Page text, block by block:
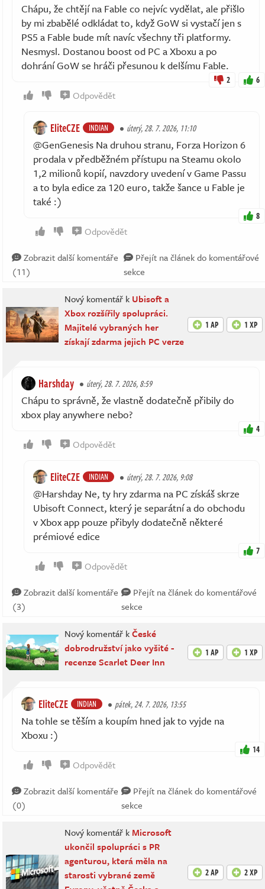
Chápu, že chtějí na Fable co nejvíc vydělat, ale přišlo
by mi zbabělé odkládat to, když GoW si vystačí jen s
PS5 a Fable bude mít navíc všechny tři platformy.
Nesmysl. Dostanou boost od PC a Xboxu a po
dohrání GoW se hráči přesunou k delšímu Fable.
2 6
Odpovědět
EliteCZE INDIAN úterý, 28. 7. 2026, 11:10
@GenGenesis Na druhou stranu, Forza Horizon 6
prodala v předběžném přístupu na Steamu okolo
1,2 milionů kopií, navzdory uvedení v Game Passu
a to byla edice za 120 euro, takže šance u Fable je
také :)
8
Odpovědět
Zobrazit další komentáře
(11)
Přejít na článek do komentářové
sekce
Nový komentář k Ubisoft a
Xbox rozšířily spolupráci.
Majitelé vybraných her
získají zdarma jejich PC verze
1 AP 1 XP
Harshday úterý, 28. 7. 2026, 8:59
Chápu to správně, že vlastně dodatečně přibily do
xbox play anywhere nebo?
4
Odpovědět
EliteCZE INDIAN úterý, 28. 7. 2026, 9:08
@Harshday Ne, ty hry zdarma na PC získáš skrze
Ubisoft Connect, který je separátní a do obchodu
v Xbox app pouze přibyly dodatečně některé
prémiové edice
7
Odpovědět
Zobrazit další komentáře
(3)
Přejít na článek do komentářové
sekce
Nový komentář kČeské
dobrodružství jako vyšité -
recenze Scarlet Deer Inn
1 AP 1 XP
EliteCZE INDIAN pátek, 24. 7. 2026, 13:55
Na tohle se těším a koupím hned jak to vyjde na
Xboxu :)
14
Odpovědět
Zobrazit další komentáře
(0)
Přejít na článek do komentářové
sekce
Nový komentář k Microsoft
ukončil spolupráci s PR
agenturou, která měla na
starosti vybrané země
2 AP 2 XP